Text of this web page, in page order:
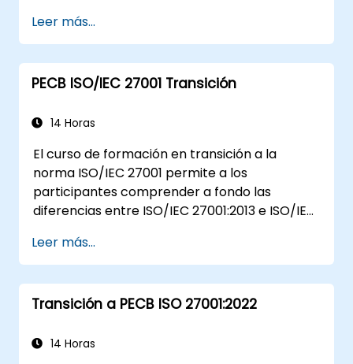
Leer más...
PECB ISO/IEC 27001 Transición
14 Horas
El curso de formación en transición a la
norma ISO/IEC 27001 permite a los
participantes comprender a fondo las
diferencias entre ISO/IEC 27001:2013 e ISO/IEC
sobre los nuevos conceptos presentados en
la versión ISO/IEC 27001:2022.
Leer más...
Transición a PECB ISO 27001:2022
14 Horas